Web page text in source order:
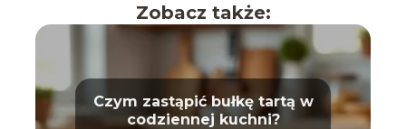
Zobacz także:
Czym zastąpić bułkę tartą w
codziennej kuchni?